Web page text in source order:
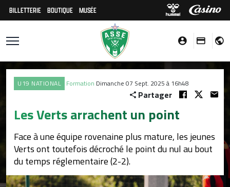
BILLETTERIE BOUTIQUE MUSÉE
U19 NATIONAL Formation Dimanche 07 Sept. 2025 à 16h48
Partager
Les Verts arrachent un point
Face à une équipe rovenaine plus mature, les jeunes
Verts ont toutefois décroché le point du nul au bout
du temps réglementaire (2-2).